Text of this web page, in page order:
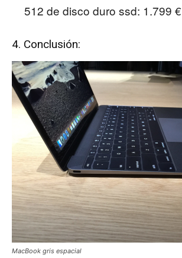
512 de disco duro ssd: 1.799 €
4. Conclusión:
MacBook gris espacial